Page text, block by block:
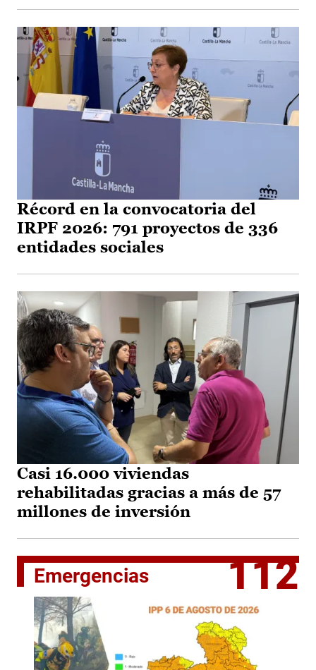
Récord en la convocatoria del
IRPF 2026: 791 proyectos de 336
entidades sociales
Casi 16.000 viviendas
rehabilitadas gracias a más de 57
millones de inversión
Emergencias 112